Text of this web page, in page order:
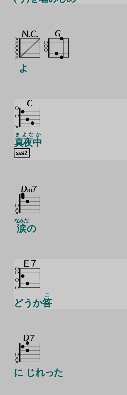
よ
真夜中
まよなか
涙
なみだ
の
どうか答
こ
に じれった